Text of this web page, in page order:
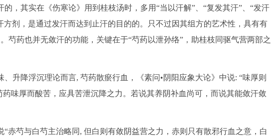
，其实在《伤寒论》用到桂枝汤时，多用“当以汗解”、“复发其汗”、“发汗
方剂，是通过发汗而达到止汗的目的的。只不过因其组方的艺术性，具有有
芍药也并无敛汗的功能，关键在于“芍药以泄孙络”，助桂枝同驱气营两部之
升降浮沉理论而言, 芍药散瘀行血，《素问•阴阳应象大论》中说: “味厚则
味厚而酸苦，应具苦泄沉降之力。若说其养阴补血尚可，而说其能敛汗敛
赤芍与白芍主治略同, 但白则有敛阴益营之力，赤则只有散邪行血之意，白